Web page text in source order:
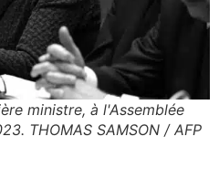
ministre, à l'Assemblée
THOMAS SAMSON / AFP